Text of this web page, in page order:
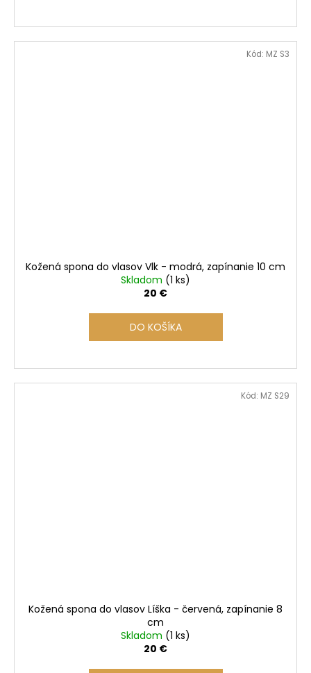
Kožená spona do vlasov Vlk - modrá, zapínanie 10 cm
Skladom (1 ks)
20 €
DO KOŠÍKA
Kód: MZ S3
Kožená spona do vlasov Líška - červená, zapínanie 8
cm
Skladom (1 ks)
20 €
Kód: MZ S29